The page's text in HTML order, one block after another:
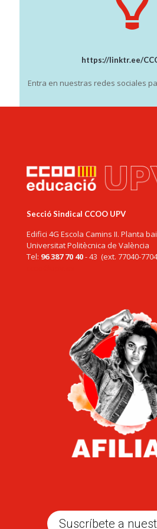
https://linktr.ee/
Entra en nuestras redes sociales
Secció Sindical CCOO UPV
Edifici 4G Escola Camins II. Planta
Universitat Politècnica de València
Tel: 96 387 70 40- 43 (ext. 77040-
Suscríbete a